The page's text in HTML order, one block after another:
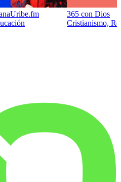
365 con Dios
Cristianismo,